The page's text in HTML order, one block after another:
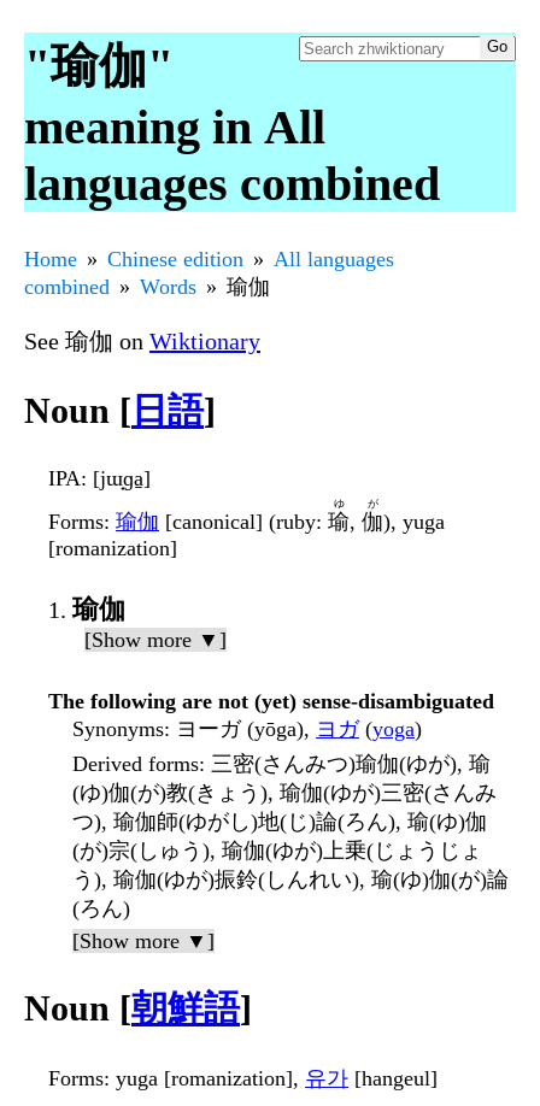
"瑜伽"
meaning in All
languages combined
Home Chinese edition
All languages
combined
Words 瑜伽
See 瑜伽 on Wiktionary
Noun [ 日語]
IPA: [jɯ̟ɡa̠]
Forms: 瑜伽 [canonical] (ruby: 瑜
ゆ
, 伽
が
), yuga
[romanization]
瑜伽
[Show more ▼]
The following are not (yet) sense-disambiguated
Synonyms: ヨーガ (yōga), ヨガ(yoga)
Derived forms: 三密(さんみつ)瑜伽(ゆが), 瑜
(ゆ)伽(が)教(きょう), 瑜伽(ゆが)三密(さんみ
つ), 瑜伽師(ゆがし)地(じ)論(ろん), 瑜(ゆ)伽
(が)宗(しゅう), 瑜伽(ゆが)上乗(じょうじょ
う), 瑜伽(ゆが)振鈴(しんれい), 瑜(ゆ)伽(が)論
(ろん)
[Show more ▼]
Noun [朝鮮語]
Forms: yuga [romanization], 유가 [hangeul]